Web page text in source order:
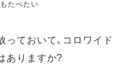
たべたい
ておいて、コロワイド
ありますか?